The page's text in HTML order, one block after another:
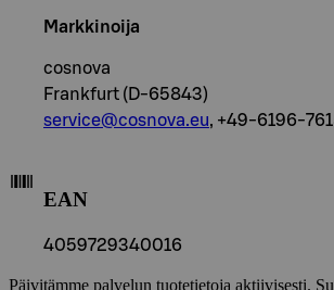
Markkinoija
cosnova
Frankfurt (D-65843)
service@cosnova.eu, +49-6196-
EAN
4059729340016
Päivitämme palvelun tuotetietoja aktiivisesti.